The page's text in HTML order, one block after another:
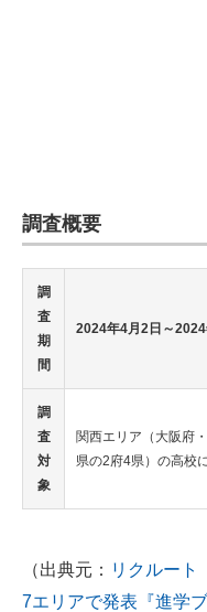
調査概要
調
査
期
間
2024年4月2日～2024
調
査
対
象
関西エリア（大阪府
県の2府4県）の高校
（出典元： リクルート
7エリアで発表『進学